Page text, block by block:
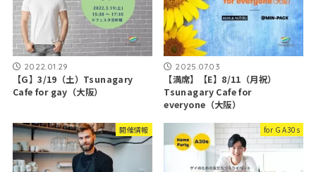
2022.01.29
【G】3/19（土）Tsunagary
Cafe for gay（大阪）
2025.07.03
【満席】【E】8/11（月祝）
Tsunagary Cafe for
everyone（大阪）
開催情報 for G A30s